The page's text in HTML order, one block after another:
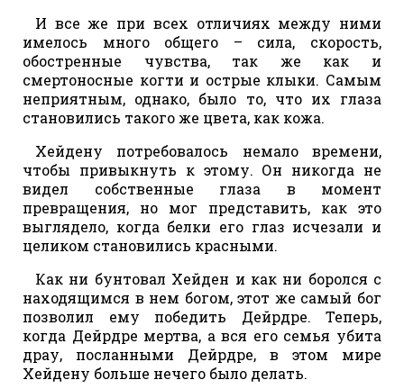
И все же при всех отличиях между ними
имелось много общего – сила, скорость,
обостренные чувства, так же как и
смертоносные когти и острые клыки. Самым
неприятным, однако, было то, что их глаза
становились такого же цвета, как кожа.
Хейдену потребовалось немало времени,
чтобы привыкнуть к этому. Он никогда не
видел собственные глаза в момент
превращения, но мог представить, как это
выглядело, когда белки его глаз исчезали и
целиком становились красными.
Как ни бунтовал Хейден и как ни боролся с
находящимся в нем богом, этот же самый бог
позволил ему победить Дейрдре. Теперь,
когда Дейрдре мертва, а вся его семья убита
драу, посланными Дейрдре, в этом мире
Хейдену больше нечего было делать.